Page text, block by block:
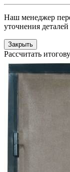
Наш менеджер
уточнения деталей
Закрыть
Рассчитать